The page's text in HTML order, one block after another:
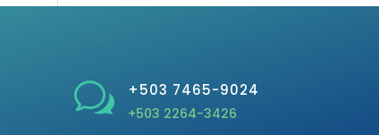
w +503 7465-9024
+503 2264-3426